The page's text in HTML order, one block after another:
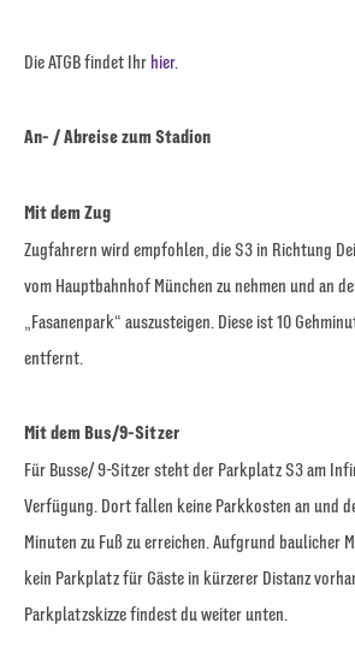
Die ATGB findet Ihr hier.
An- / Abreise zum Stadion
Mit dem Zug
Zugfahrern wird empfohlen, die S3 in Richtung
vom Hauptbahnhof München zu nehmen und an
„Fasanenpark“ auszusteigen. Diese ist 10
entfernt.
Mit dem Bus/9-Sitzer
Für Busse/ 9-Sitzer steht der Parkplatz S3 am
Verfügung. Dort fallen keine Parkkosten an und
Minuten zu Fuß zu erreichen. Aufgrund baulicher
kein Parkplatz für Gäste in kürzerer Distanz
Parkplatzskizze findest du weiter unten.